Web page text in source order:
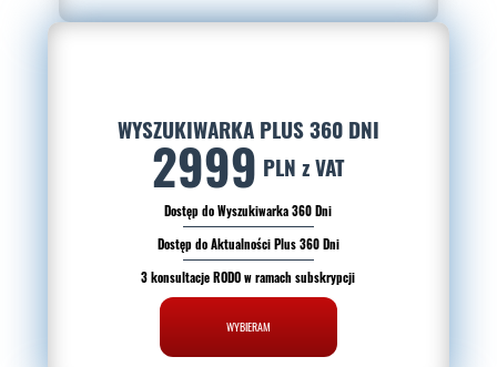
WYSZUKIWARKA PLUS 360 DNI
2999 PLN z VAT
Dostęp do Wyszukiwarka 360 Dni
Dostęp do Aktualności Plus 360 Dni
3 konsultacje RODO w ramach subskrypcji
WYBIERAM